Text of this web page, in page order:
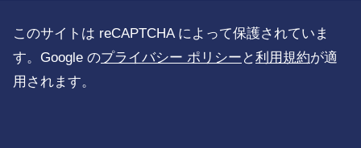
このサイトは reCAPTCHA によって保護されていま
す。Google のプライバシー ポリシー と利用規約が適
用されます。